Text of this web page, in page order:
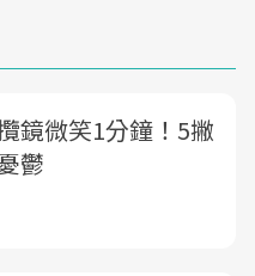
鏡微笑1分鐘！5撇
鬱